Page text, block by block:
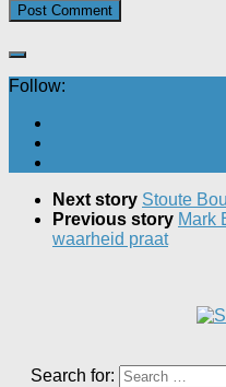
Follow:
Next story Stoute
Previous story Mark
waarheid praat
Search for: